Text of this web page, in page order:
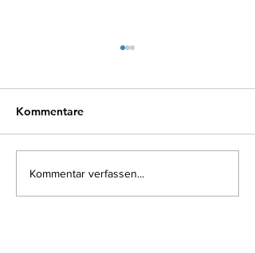
Erfahrungsbeispiel:
Behandlungsverlauf:
Kommentare
Kommentar verfassen...